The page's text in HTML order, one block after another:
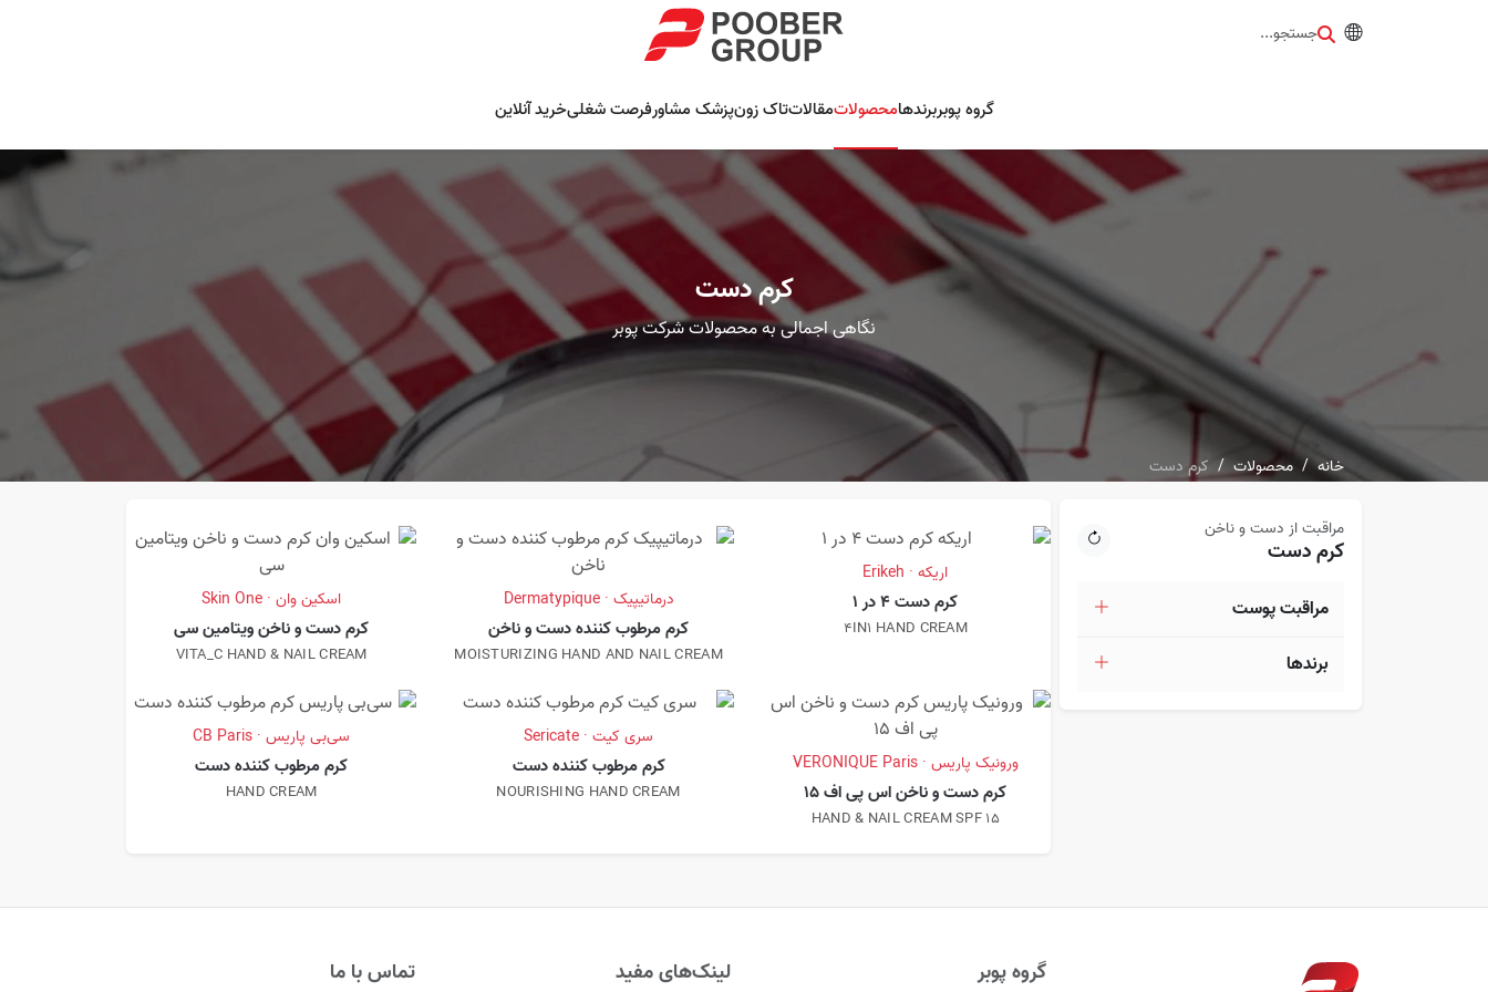
جستجو...
گروه پوبربرندهامحصولاتمقالاتتاک زونپزشک مشاورفرصت شغلیخرید آنلاین
کرم دست
نگاهی اجمالی به محصولات شرکت پوبر
خانه محصولات کرم دست
مراقبت از دست و ناخن
کرم دست
مراقبت پوست
برندها
اریکه · Erikeh
کرم دست 4 در 1
4IN1 HAND CREAM
درماتیپیک · Dermatypique
کرم مرطوب کننده دست و ناخن
MOISTURIZING HAND AND NAIL CREAM
اسکین وان · Skin One
کرم دست و ناخن ویتامین سی
VITA_C HAND & NAIL CREAM
ورونیک پاریس · VERONIQUE Paris
کرم دست و ناخن اس پی اف 15
HAND & NAIL CREAM SPF 15
سری کیت · Sericate
کرم مرطوب کننده دست
NOURISHING HAND CREAM
سی‌بی پاریس · CB Paris
کرم مرطوب کننده دست
HAND CREAM
گروه پوبر لینک‌های مفید تماس با ما